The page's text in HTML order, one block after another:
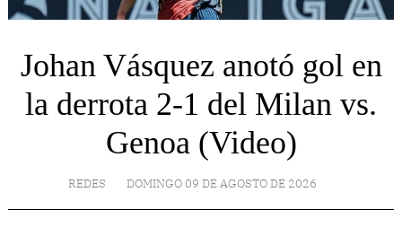
Johan Vásquez anotó gol en
la derrota 2-1 del Milan vs.
Genoa (Video)
REDES DOMINGO 09 DE AGOSTO DE 2026